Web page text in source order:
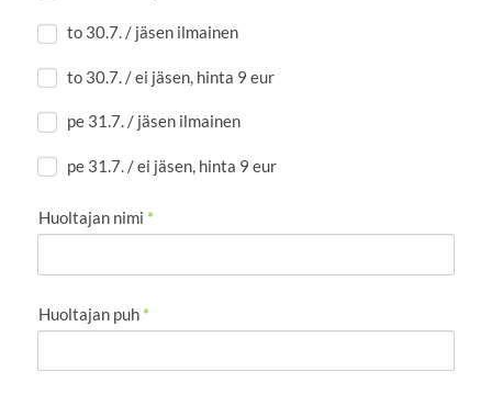
to 30.7. / jäsen ilmainen
to 30.7. / ei jäsen, hinta 9 eur
pe 31.7. / jäsen ilmainen
pe 31.7. / ei jäsen, hinta 9 eur
Huoltajan nimi *
Huoltajan puh *